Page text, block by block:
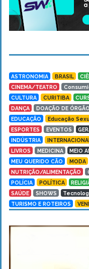
ASTRONOMIA BRASIL
CINEMA/TEATRO
CULTURA
CURITIBA
DANÇA
DOAÇÃO DE
EDUCAÇÃO
Educação
ESPORTES
EVENTOS
INDÚSTRIA
LIVROS
MEDICINA
MEIO
MEU QUERIDO CÃO
MODA
NUTRIÇÃO/ALIMENTAÇÃO
POLÍCIA
POLÍTICA
SAÚDE
SHOWS
TURISMO E ROTEIROS